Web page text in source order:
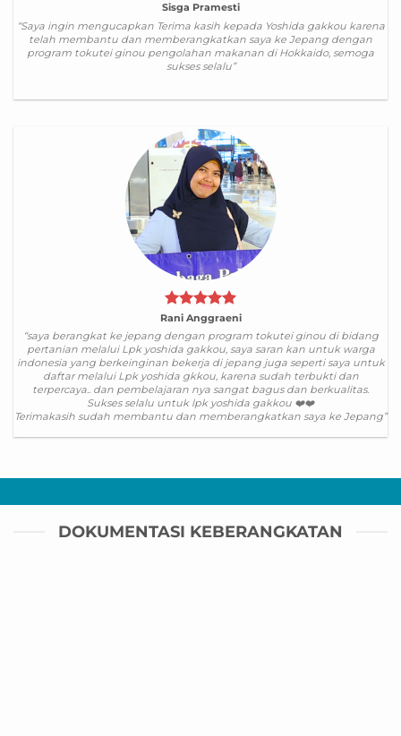
Sisga Pramesti
“Saya ingin mengucapkan Terima kasih kepada Yoshida gakkou karena
telah membantu dan memberangkatkan saya ke Jepang dengan
program tokutei ginou pengolahan makanan di Hokkaido, semoga
sukses selalu”
Rani Anggraeni
“saya berangkat ke jepang dengan program tokutei ginou di bidang
pertanian melalui Lpk yoshida gakkou, saya saran kan untuk warga
indonesia yang berkeinginan bekerja di jepang juga seperti saya untuk
daftar melalui Lpk yoshida gkkou, karena sudah terbukti dan
terpercaya.. dan pembelajaran nya sangat bagus dan berkualitas.
Sukses selalu untuk lpk yoshida gakkou ❤️❤️
Terimakasih sudah membantu dan memberangkatkan saya ke Jepang”
DOKUMENTASI KEBERANGKATAN